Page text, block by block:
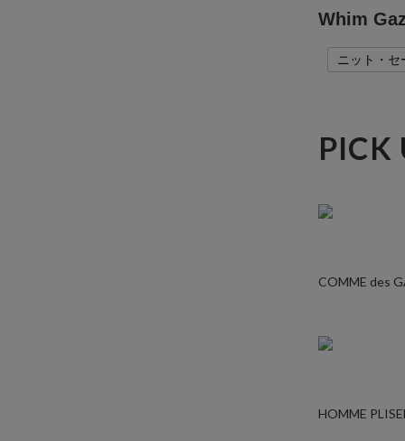
Whim
ニット・セ
PICK
COMME des
HOMME